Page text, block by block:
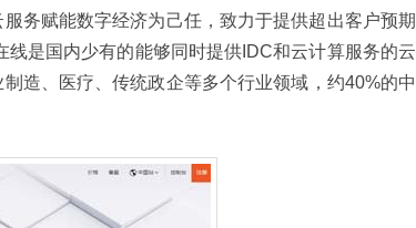
务赋能数字经济为己任，致力于提供超出客户预期
是国内少有的能够同时提供IDC和云计算服务的云
造、医疗、传统政企等多个行业领域，约40%的中